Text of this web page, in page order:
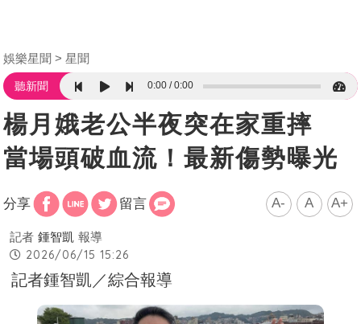
娛樂星聞 星聞
聽新聞 0:00 0:00
楊月娥老公半夜突在家重摔
當場頭破血流！最新傷勢曝光
分享 留言 A- A A+
記者 鍾智凱 報導
2026/06/15 15:26
記者鍾智凱／綜合報導